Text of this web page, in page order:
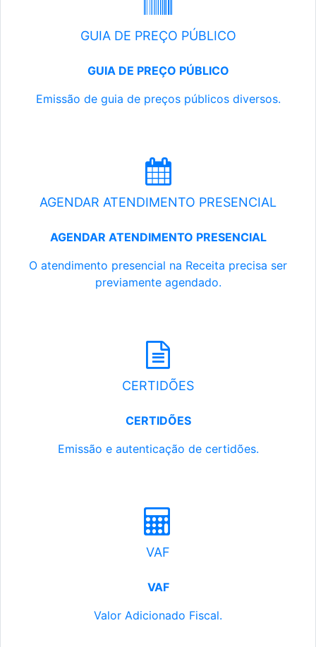
GUIA DE PREÇO PÚBLICO
GUIA DE PREÇO PÚBLICO
Emissão de guia de preços públicos diversos.
AGENDAR ATENDIMENTO PRESENCIAL
AGENDAR ATENDIMENTO PRESENCIAL
O atendimento presencial na Receita precisa ser
previamente agendado.
CERTIDÕES
CERTIDÕES
Emissão e autenticação de certidões.
VAF
VAF
Valor Adicionado Fiscal.